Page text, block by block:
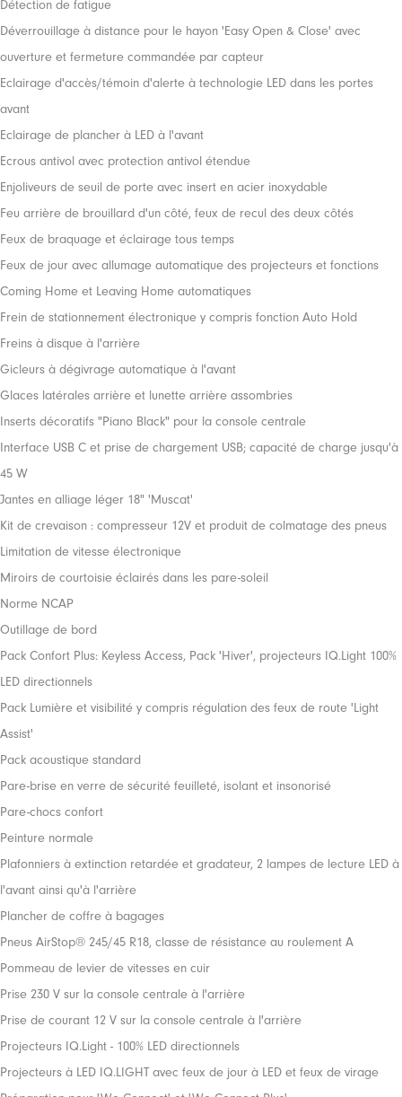
Détection de fatigue
Déverrouillage à distance pour le hayon 'Easy Open & Close' avec
ouverture et fermeture commandée par capteur
Eclairage d'accès/témoin d'alerte à technologie LED dans les portes
avant
Eclairage de plancher à LED à l'avant
Ecrous antivol avec protection antivol étendue
Enjoliveurs de seuil de porte avec insert en acier inoxydable
Feu arrière de brouillard d'un côté, feux de recul des deux côtés
Feux de braquage et éclairage tous temps
Feux de jour avec allumage automatique des projecteurs et fonctions
Coming Home et Leaving Home automatiques
Frein de stationnement électronique y compris fonction Auto Hold
Freins à disque à l'arrière
Gicleurs à dégivrage automatique à l'avant
Glaces latérales arrière et lunette arrière assombries
Inserts décoratifs "Piano Black" pour la console centrale
Interface USB C et prise de chargement USB; capacité de charge jusqu'à
45 W
Jantes en alliage léger 18" 'Muscat'
Kit de crevaison : compresseur 12V et produit de colmatage des pneus
Limitation de vitesse électronique
Miroirs de courtoisie éclairés dans les pare-soleil
Norme NCAP
Outillage de bord
Pack Confort Plus: Keyless Access, Pack 'Hiver', projecteurs IQ.Light 100%
LED directionnels
Pack Lumière et visibilité y compris régulation des feux de route 'Light
Assist'
Pack acoustique standard
Pare-brise en verre de sécurité feuilleté, isolant et insonorisé
Pare-chocs confort
Peinture normale
Plafonniers à extinction retardée et gradateur, 2 lampes de lecture LED à
l'avant ainsi qu'à l'arrière
Plancher de coffre à bagages
Pneus AirStop® 245/45 R18, classe de résistance au roulement A
Pommeau de levier de vitesses en cuir
Prise 230 V sur la console centrale à l'arrière
Prise de courant 12 V sur la console centrale à l'arrière
Projecteurs IQ.Light - 100% LED directionnels
Projecteurs à LED IQ.LIGHT avec feux de jour à LED et feux de virage